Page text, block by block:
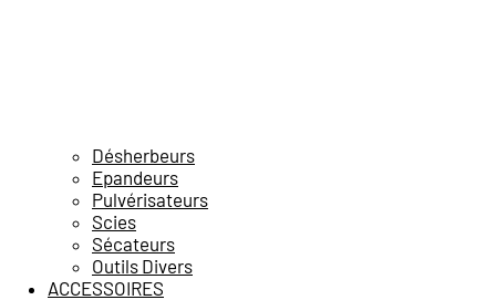
Désherbeurs
Epandeurs
Pulvérisateurs
Scies
Sécateurs
Outils Divers
ACCESSOIRES